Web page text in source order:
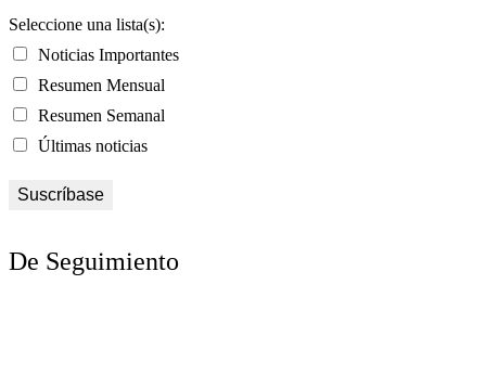
Seleccione una lista(s):
Noticias Importantes
Resumen Mensual
Resumen Semanal
Últimas noticias
De Seguimiento